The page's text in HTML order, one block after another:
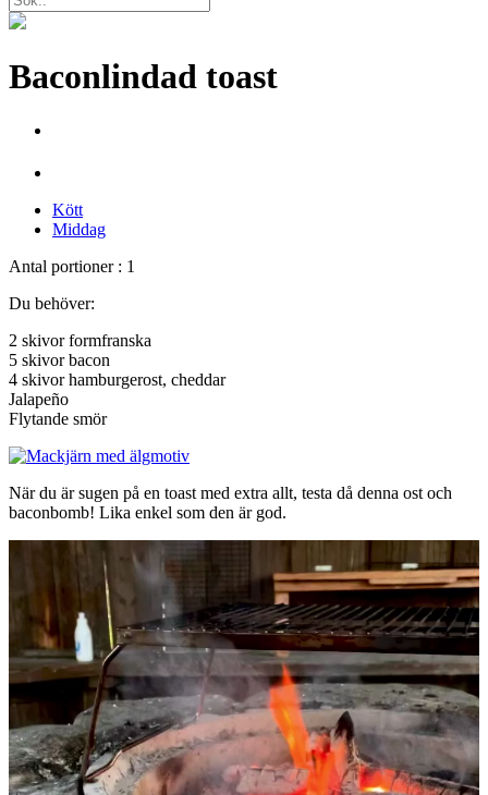
Baconlindad toast
Kött
Middag
Antal portioner : 1
Du behöver:
2 skivor formfranska
5 skivor bacon
4 skivor hamburgerost, cheddar
Jalapeño
Flytande smör
När du är sugen på en toast med extra allt, testa då denna ost och
baconbomb! Lika enkel som den är god.